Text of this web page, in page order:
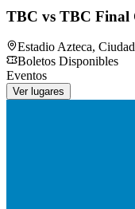
TBC vs TBC Final
Estadio Azteca,
Boletos Disponibles
Eventos
Ver lugares